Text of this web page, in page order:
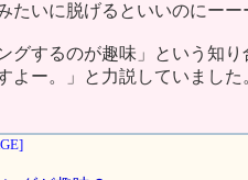
たいに脱げるといいのにーー
グするのが趣味」という知
よー。」と力説していまし